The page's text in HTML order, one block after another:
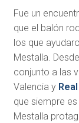
Fue un
que el balón
los que
Mestalla.
conjunto a las
Valencia y
que siempre
Mestalla